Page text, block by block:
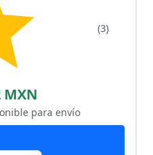
(3)
MXN
para envío